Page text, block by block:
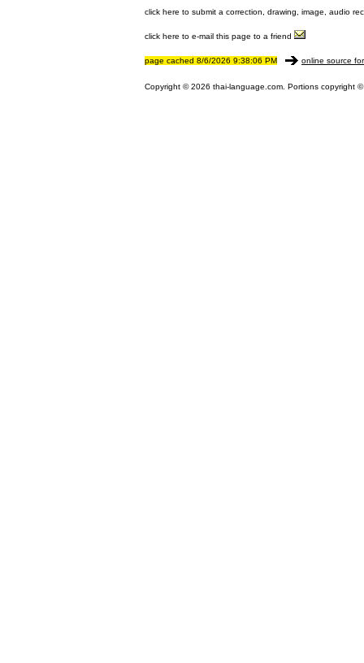
click here to submit a correction, drawing, image, audio
click here to e-mail this page to a friend
page cached 8/6/2026 9:38:06 PM online source
Copyright © 2026 thai-language.com. Portions copyright